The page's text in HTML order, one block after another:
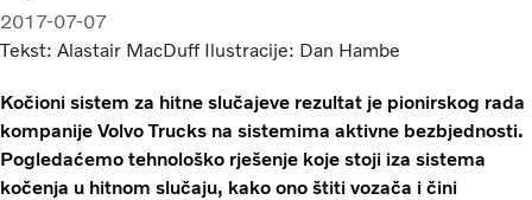
Vijesti
O nama
Kontaktirajte nas
2017-07-07
Tekst: Alastair MacDuff Ilustracije: Dan Hambe
Kočioni sistem za hitne slučajeve rezultat je pionirskog rada
kompanije Volvo Trucks na sistemima aktivne bezbjednosti.
Pogledaćemo tehnološko rješenje koje stoji iza sistema
kočenja u hitnom slučaju, kako ono štiti vozača i čini